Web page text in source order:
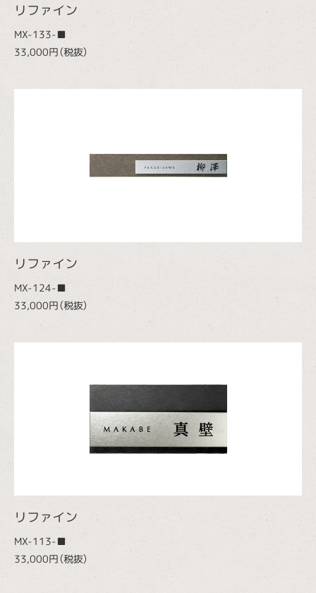
リファイン
MX-133-■
33,000円（税抜）
リファイン
MX-124-■
33,000円（税抜）
リファイン
MX-113-■
33,000円（税抜）